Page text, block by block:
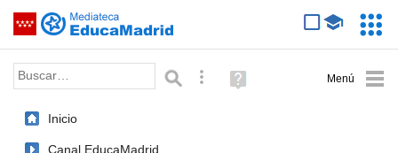
Saltar navegación
Palabra o frase: Búsqueda avanzada
Ayuda
(en
Inicio
Canal EducaMadrid